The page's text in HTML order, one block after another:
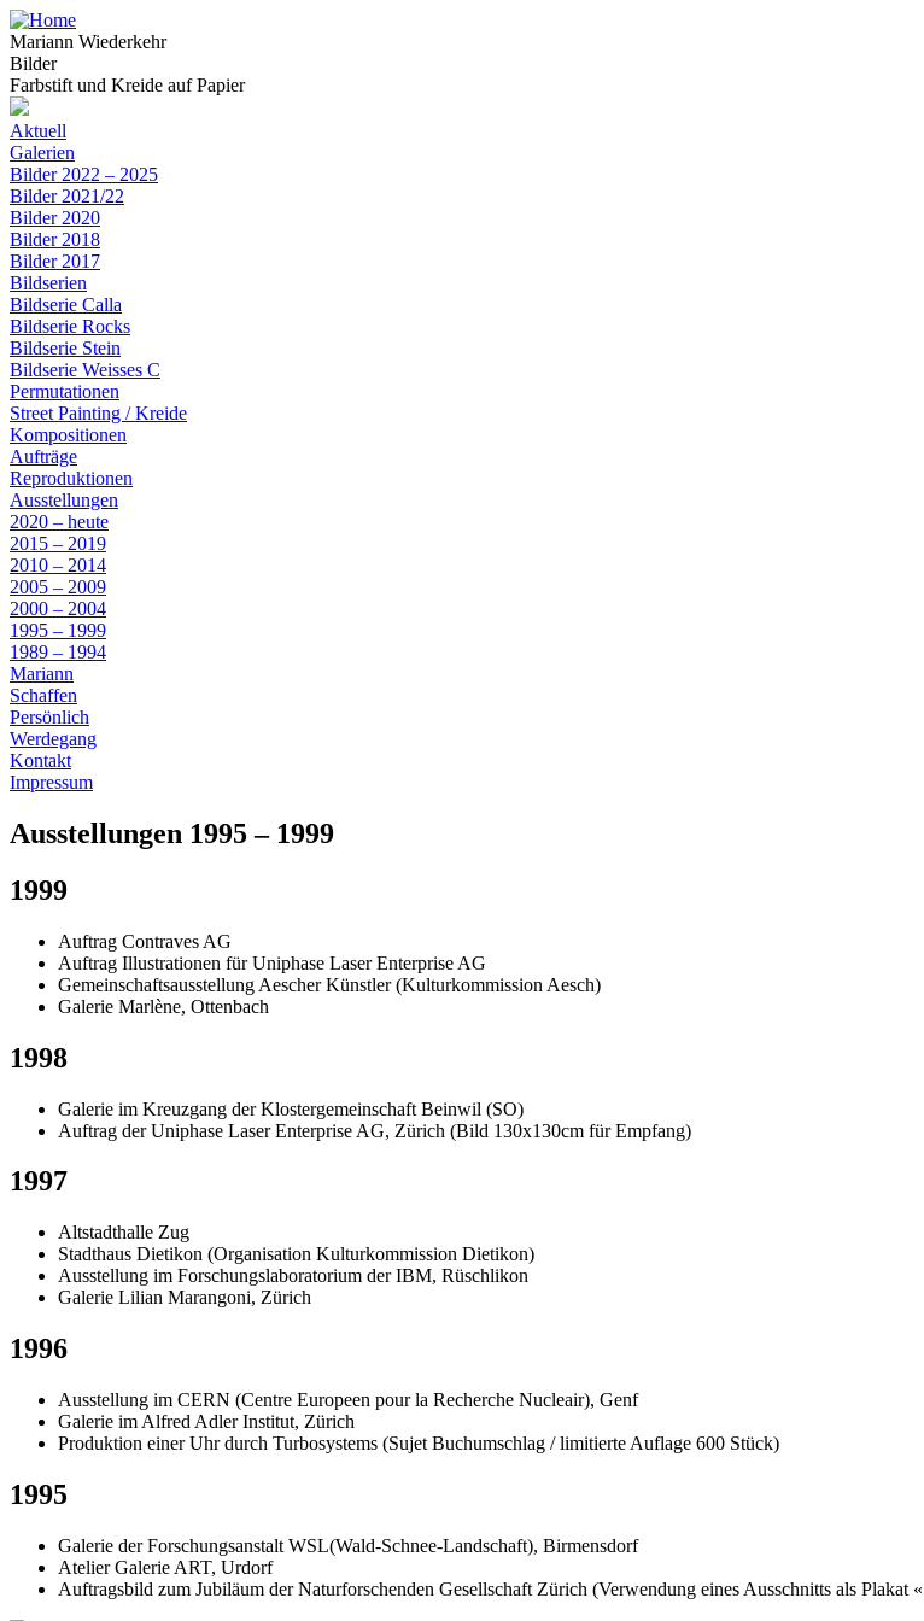
Mariann Wiederkehr
Bilder
Farbstift und Kreide auf Papier
Aktuell
Galerien
Bilder 2022 – 2025
Bilder 2021/22
Bilder 2020
Bilder 2018
Bilder 2017
Bildserien
Bildserie Calla
Bildserie Rocks
Bildserie Stein
Bildserie Weisses C
Permutationen
Street Painting / Kreide
Kompositionen
Aufträge
Reproduktionen
Ausstellungen
2020 – heute
2015 – 2019
2010 – 2014
2005 – 2009
2000 – 2004
1995 – 1999
1989 – 1994
Mariann
Schaffen
Persönlich
Werdegang
Kontakt
Impressum
Ausstellungen 1995 – 1999
1999
Auftrag Contraves AG
Auftrag Illustrationen für Uniphase Laser Enterprise AG
Gemeinschaftsausstellung Aescher Künstler (Kulturkommission Aesch)
Galerie Marlène, Ottenbach
1998
Galerie im Kreuzgang der Klostergemeinschaft Beinwil (SO)
Auftrag der Uniphase Laser Enterprise AG, Zürich (Bild 130x130cm für Empfang)
1997
Altstadthalle Zug
Stadthaus Dietikon (Organisation Kulturkommission Dietikon)
Ausstellung im Forschungslaboratorium der IBM, Rüschlikon
Galerie Lilian Marangoni, Zürich
1996
Ausstellung im CERN (Centre Europeen pour la Recherche Nucleair), Genf
Galerie im Alfred Adler Institut, Zürich
Produktion einer Uhr durch Turbosystems (Sujet Buchumschlag / limitierte Auflage 600 Stück)
1995
Galerie der Forschungsanstalt WSL(Wald-Schnee-Landschaft), Birmensdorf
Atelier Galerie ART, Urdorf
Auftragsbild zum Jubiläum der Naturforschenden Gesellschaft Zürich (Verwendung eines Ausschnitts als Plakat